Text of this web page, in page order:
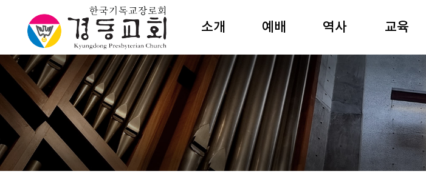
소개
담임목사
섬기는이
교회조직
예배안내
새교우안내
예전해설
예배
주일예배
성경강해
수요예배
절기예배
특별예배
예배음악
역사
역사연표
여해 강원용
목사
장공 김재준
교육
성경공부
경동강좌
경동아카데미
유치부
어린이부
중고등부